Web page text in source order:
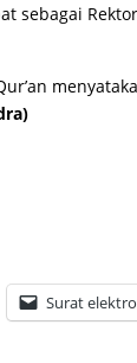
sebagai
Surat